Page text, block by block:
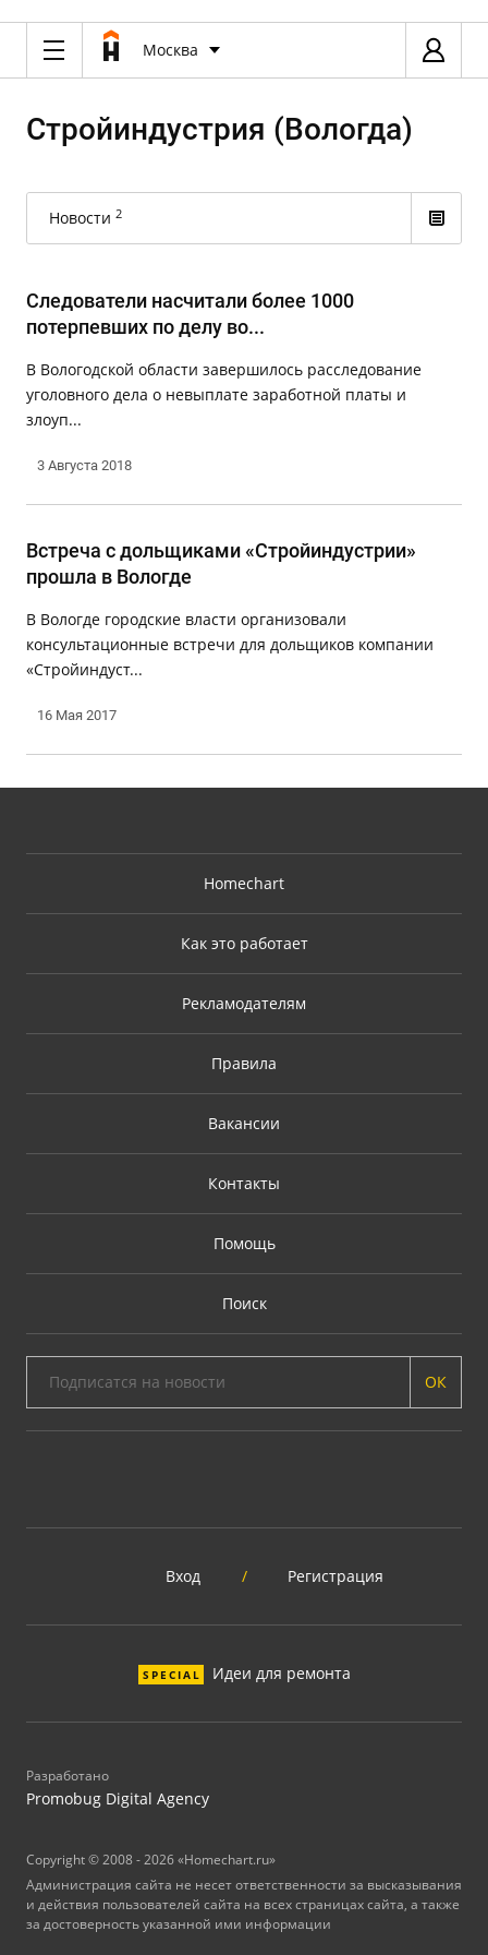
Москва
Стройиндустрия (Вологда)
Новости 2
Следователи насчитали более 1000
потерпевших по делу во...
В Вологодской области завершилось расследование
уголовного дела о невыплате заработной платы и
злоуп...
3 Августа 2018
Встреча с дольщиками «Стройиндустрии»
прошла в Вологде
В Вологде городские власти организовали
консультационные встречи для дольщиков компании
«Стройиндуст...
16 Мая 2017
Homechart
Как это работает
Рекламодателям
Правила
Вакансии
Контакты
Помощь
Поиск
ОК
Вход / Регистрация
SPECIAL Идеи для ремонта
Разработано
Promobug Digital Agency
Copyright © 2008 - 2026 «Homechart.ru»
Администрация сайта не несет ответственности за высказывания
и действия пользователей сайта на всех страницах сайта, а также
за достоверность указанной ими информации